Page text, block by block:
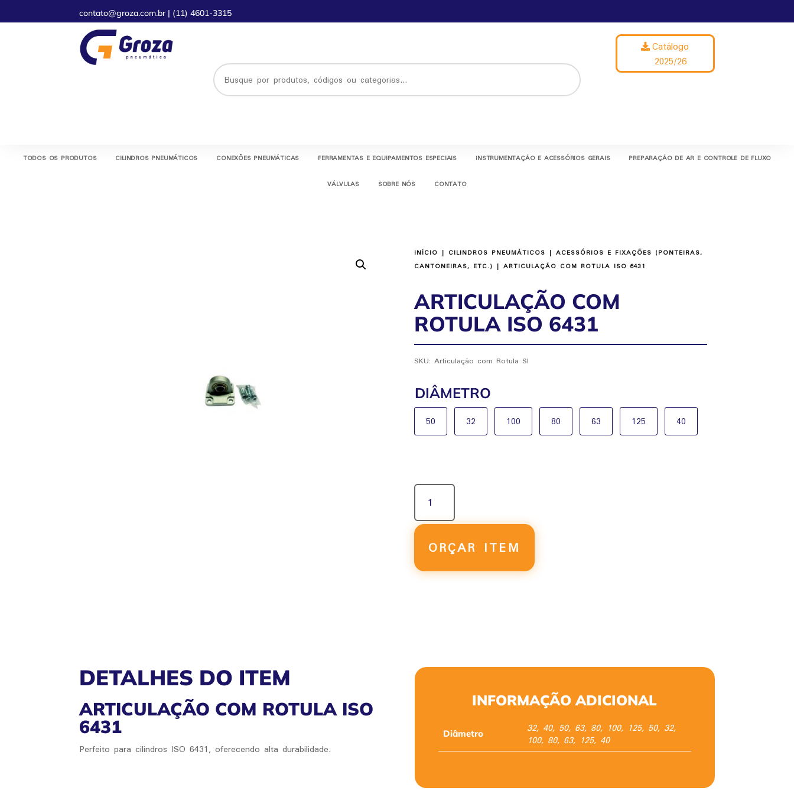
contato@groza.com.br | (11) 4601-3315
Catálogo
2025/26
TODOS OS PRODUTOS CILINDROS PNEUMÁTICOS CONEXÕES PNEUMÁTICAS FERRAMENTAS E EQUIPAMENTOS ESPECIAIS INSTRUMENTAÇÃO E ACESSÓRIOS GERAIS PREPARAÇÃO DE AR E CONTROLE DE FLUXO
VÁLVULAS SOBRE NÓS CONTATO
INÍCIO | CILINDROS PNEUMÁTICOS | ACESSÓRIOS E FIXAÇÕES (PONTEIRAS,
CANTONEIRAS, ETC.) | ARTICULAÇÃO COM ROTULA ISO 6431
ARTICULAÇÃO COM
ROTULA ISO 6431
SKU: Articulação com Rotula SI
DIÂMETRO
50 32 100 80 63 125 40
ARTICULAÇÃO
COM
ROTULA
ISO
6431
QUANTIDADE
ORÇAR ITEM
DETALHES DO ITEM
ARTICULAÇÃO COM ROTULA ISO
6431
Perfeito para cilindros ISO 6431, oferecendo alta durabilidade.
INFORMAÇÃO ADICIONAL
Diâmetro 32, 40, 50, 63, 80, 100, 125, 50, 32,
100, 80, 63, 125, 40